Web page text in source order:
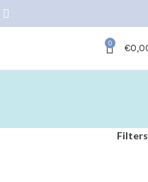
0 €
Filters